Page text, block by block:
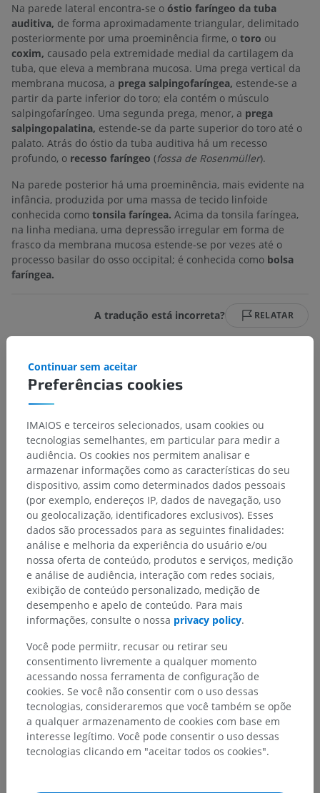
Na parede lateral encontra-se o óstio faríngeo da tuba
auditiva, de forma aproximadamente triangular, delimitado
posteriormente por uma proeminência firme, o toro ou
coxim, causado pela extremidade medial da cartilagem da
tuba, que eleva a membrana mucosa. Uma prega vertical da
membrana mucosa, a prega salpingofaríngea, estende-se a
partir da parte inferior do toro; ela contém o músculo
salpingofaríngeo. Uma segunda prega, menor, a prega
salpingopalatina, estende-se da parte superior do toro até o
palato. Atrás do óstio da tuba auditiva há um recesso
profundo, o recesso faríngeo (fossa de Rosenmüller).
Na parede posterior há uma proeminência, mais evidente na
infância, produzida por uma massa de tecido linfoide
conhecida como tonsila faríngea. Acima da tonsila faríngea,
na linha mediana, uma depressão irregular em forma de
frasco da membrana mucosa estende-se por vezes até o
processo basilar do osso occipital; é conhecida como bolsa
faríngea.
A tradução está incorreta? RELATAR
Referências
published in 1918 – from http://www.bartleby.com/107/).
Hierarquia anatômica
Anatomia humana 1
Anatomia sistêmica> Sistema digestório> Faringe>
Cavidade da faringe> Parte nasal da faringe
Estruturas subjacentes: Não há nenhuma estrutura
subjacente para esta parte anatômica
Traduções
Encontrou um erro?
Preferências cookies
Continuar sem aceitar
IMAIOS e terceiros selecionados, usam cookies ou
tecnologias semelhantes, em particular para medir a
audiência. Os cookies nos permitem analisar e
armazenar informações como as características do seu
dispositivo, assim como determinados dados pessoais
(por exemplo, endereços IP, dados de navegação, uso
ou geolocalização, identificadores exclusivos). Esses
dados são processados para as seguintes finalidades:
análise e melhoria da experiência do usuário e/ou
nossa oferta de conteúdo, produtos e serviços, medição
e análise de audiência, interação com redes sociais,
exibição de conteúdo personalizado, medição de
desempenho e apelo de conteúdo. Para mais
informações, consulte o nossa privacy policy.
Você pode permiitr, recusar ou retirar seu
consentimento livremente a qualquer momento
acessando nossa ferramenta de configuração de
cookies. Se você não consentir com o uso dessas
tecnologias, consideraremos que você também se opõe
a qualquer armazenamento de cookies com base em
interesse legítimo. Você pode consentir o uso dessas
tecnologias clicando em "aceitar todos os cookies".